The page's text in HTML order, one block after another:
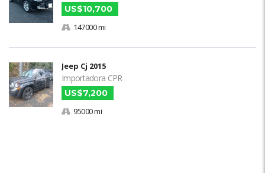
US$10,700
147000 mi
Jeep Cj 2015
Importadora CPR
US$7,200
95000 mi